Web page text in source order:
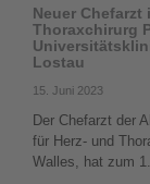
Neuer
Thoraxchirurg
Lostau
15. Juni 2023
Der Chefarzt der
für Herz- und
Walles, hat zum